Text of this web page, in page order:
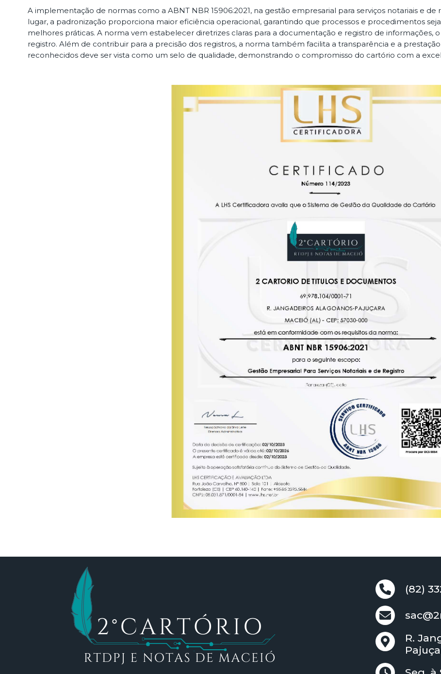
A implementação de normas como a ABNT NBR 15906:2021, na gestão empresarial para serviços notariais e
lugar, a padronização proporciona maior eficiência operacional, garantindo que processos e procedimentos
melhores práticas. A norma vem estabelecer diretrizes claras para a documentação e registro de informações,
registro. Além de contribuir para a precisão dos registros, a norma também facilita a transparência e a
reconhecidos deve ser vista como um selo de qualidade, demonstrando o compromisso do cartório com a
(82)
R.